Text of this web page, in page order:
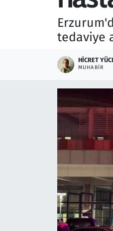
tedaviye
HICRET
MUHABIR
Teknoloji ve Bilim
Televizyon